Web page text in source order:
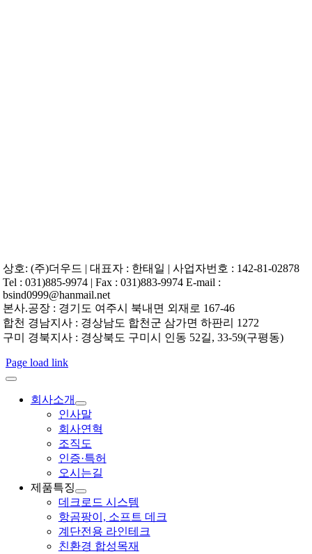
상호: (주)더우드 | 대표자 : 한태일 | 사업자번호 : 142-81-02878
Tel : 031)885-9974 | Fax : 031)883-9974 E-mail :
bsind0999@hanmail.net
본사.공장 : 경기도 여주시 북내면 외재로 167-46
합천 경남지사 : 경상남도 합천군 삼가면 하판리 1272
구미 경북지사 : 경상북도 구미시 인동 52길, 33-59(구평동)
Page load link
회사소개
인사말
회사연혁
조직도
인증·특허
오시는길
제품특징
데크로드 시스템
항곰팡이, 소프트 데크
계단전용 라인테크
친환경 합성목재